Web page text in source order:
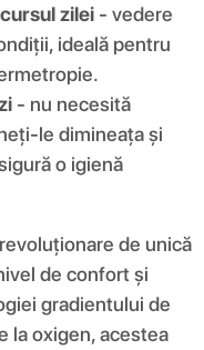
zilei - vedere
ideală pentru
- nu necesită
le dimineața și
o igienă
de unică
de confort și
gradientului de
la oxigen, acestea